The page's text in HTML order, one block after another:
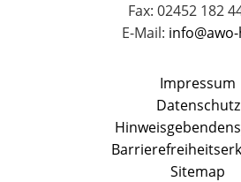
Fax: 02452 182
E-Mail:
Impressum
Datenschutz
Sitemap